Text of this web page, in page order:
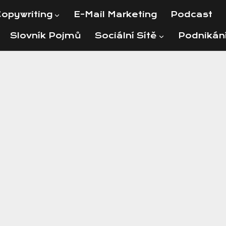
E-Mail Marketing Podcast
Slovník Pojmů Sociální Sítě